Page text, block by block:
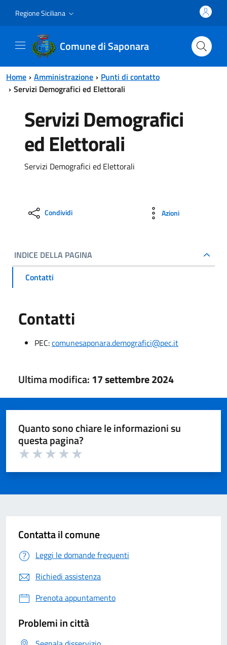
Regione Siciliana
Comune di Saponara
Home Amministrazione
Punti di contatto
Servizi Demografici ed Elettorali
Servizi Demografici
ed Elettorali
Servizi Demografici ed Elettorali
Condividi Azioni
INDICE DELLA PAGINA
Contatti
Contatti
PEC:comunesaponara.demografici@pec.it
Ultima modifica:17 settembre 2024
Quanto sono chiare le informazioni su
questa pagina?
Contatta il comune
Leggi le domande frequenti
Richiedi assistenza
Prenota appuntamento
Problemi in città